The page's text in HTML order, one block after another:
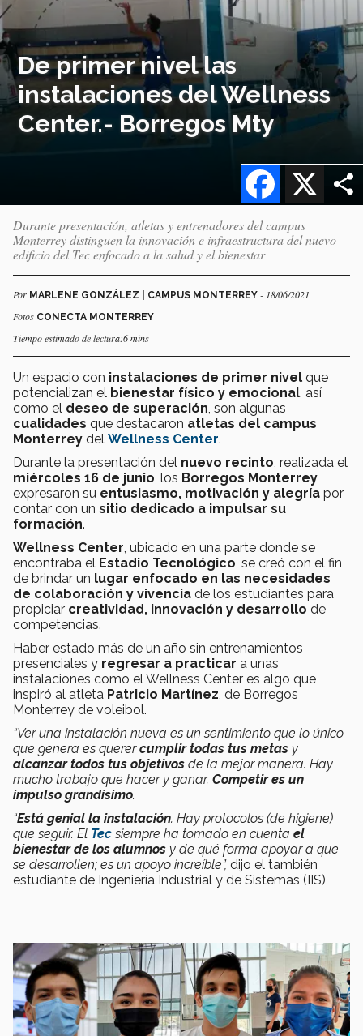
De primer nivel las
instalaciones del Wellness
Center.- Borregos Mty
X
Facebook
Durante presentación, atletas y entrenadores del campus
Monterrey distinguen la innovación e infraestructura del nuevo
edificio del Tec enfocado a la salud y el bienestar
Por MARLENE GONZÁLEZ | CAMPUS MONTERREY - 18/06/2021
Fotos CONECTA MONTERREY
Tiempo estimado de lectura:6 mins
Un espacio con instalaciones de primer nivel que
potencializan el bienestar físico y emocional , así
como el deseo de superación , son algunas
cualidades que destacaron atletas del campus
Monterrey del Wellness Center.
Durante la presentación del nuevo recinto , realizada el
miércoles 16 de junio , los Borregos Monterrey
expresaron su entusiasmo, motivación y alegría por
contar con un sitio dedicado a impulsar su
formación.
Wellness Center , ubicado en una parte donde se
encontraba el Estadio Tecnológico , se creó con el fin
de brindar un lugar enfocado en las necesidades
de colaboración y vivencia de los estudiantes para
propiciar creatividad, innovación y desarrollo de
competencias.
Haber estado más de un año sin entrenamientos
presenciales y regresar a practicar a unas
instalaciones como el Wellness Center es algo que
inspiró al atleta Patricio Martínez , de Borregos
Monterrey de voleibol.
“Ver una instalación nueva es un sentimiento que lo único
que genera es querercumplir todas tus metas y
alcanzar todos tus objetivos de la mejor manera. Hay
mucho trabajo que hacer y ganar. Competir es un
impulso grandísimo.
“Está genial la instalación. Hay protocolos (de higiene)
que seguir. El Tecsiempre ha tomado en cuenta el
bienestar de los alumnos y de qué forma apoyar a que
se desarrollen; es un apoyo increíble”, dijo el también
estudiante de Ingeniería Industrial y de Sistemas (IIS)